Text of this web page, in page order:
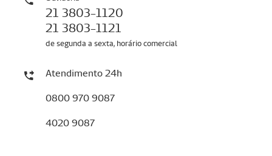
21 3803-1120
21 3803-1121
de segunda a sexta, horário comercial
Atendimento 24h
0800 970 9087
4020 9087